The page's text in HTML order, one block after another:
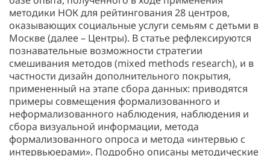
методики НОК для рейтингования 28 центров,
оказывающих социальные услуги семьям с детьми в
Москве (далее – Центры). В статье рефлексируются
познавательные возможности стратегии
смешивания методов (mixed methods research), и в
частности дизайн дополнительного покрытия,
примененный на этапе сбора данных: приводятся
примеры совмещения формализованного и
неформализованного наблюдения, наблюдения и
сбора визуальной информации, метода
формализованного опроса и метода «интервью с
интервьюерами». Подробно описаны методические